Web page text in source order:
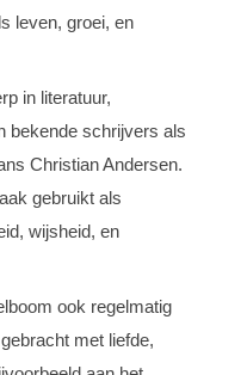
leven, groei, en
in literatuur,
bekende schrijvers als
Christian Andersen.
gebruikt als
wijsheid, en
ook regelmatig
met liefde,